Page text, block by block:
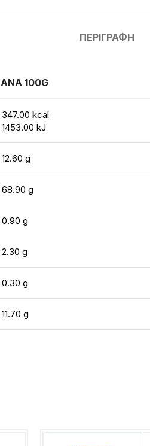
ΠΕΡΙΓΡΑΦΉ
ΑΝΑ 100G
347.00 kcal
1453.00 kJ
12.60 g
68.90 g
0.90 g
2.30 g
0.30 g
11.70 g